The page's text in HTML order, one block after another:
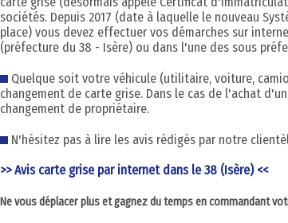
sociétés. Depuis 2017 (date à laquelle le nouveau
place) vous devez effectuer vos démarches sur
(préfecture du 38 - Isère) ou dans l'une des sous
Quelque soit votre véhicule (utilitaire, voiture,
changement de carte grise. Dans le cas de l'achat
changement de propriétaire.
N'hésitez pas à lire les avis rédigés par notre
>> Avis carte grise par internet dans le 38 (Isère) <<
Ne vous déplacer plus et gagnez du temps en commandant